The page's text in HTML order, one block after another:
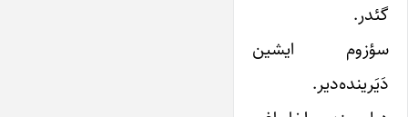
گئدر.
سؤزوم ایشین
دَیَرینده‌دیر.